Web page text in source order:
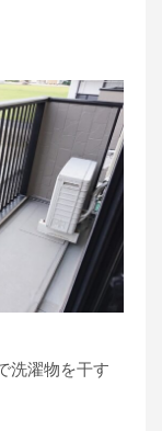
洗濯物を干す